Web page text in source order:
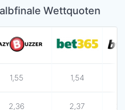
Wettquoten
1,55 1,54
2,36 2,37